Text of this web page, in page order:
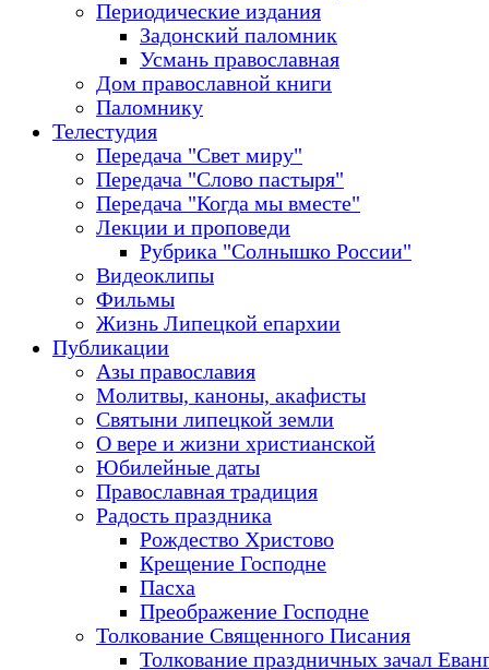
Периодические издания
Задонский паломник
Усмань православная
Дом православной книги
Паломнику
Телестудия
Передача "Свет миру"
Передача "Слово пастыря"
Передача "Когда мы вместе"
Лекции и проповеди
Рубрика "Солнышко России"
Видеоклипы
Фильмы
Жизнь Липецкой епархии
Публикации
Азы православия
Молитвы, каноны, акафисты
Святыни липецкой земли
О вере и жизни христианской
Юбилейные даты
Православная традиция
Радость праздника
Рождество Христово
Крещение Господне
Пасха
Преображение Господне
Толкование Священного Писания
Толкование праздничных зачал